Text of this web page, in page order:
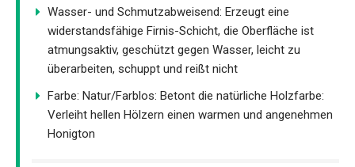
Wasser- und Schmutzabweisend: Erzeugt eine
widerstandsfähige Firnis-Schicht, die Oberfläche ist
atmungsaktiv, geschützt gegen Wasser, leicht zu
überarbeiten, schuppt und reißt nicht
Farbe: Natur/Farblos: Betont die natürliche Holzfarbe:
Verleiht hellen Hölzern einen warmen und angenehmen
Honigton